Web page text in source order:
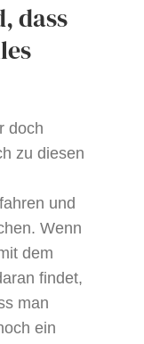
dass
doch
zu diesen
und
Wenn
dem
findet,
man
ein